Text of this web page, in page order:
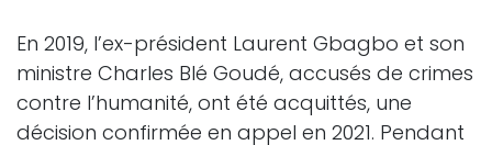
En 2019, l’ex-président Laurent Gbagbo et son
ministre Charles Blé Goudé, accusés de crimes
contre l’humanité, ont été acquittés, une
décision confirmée en appel en 2021. Pendant